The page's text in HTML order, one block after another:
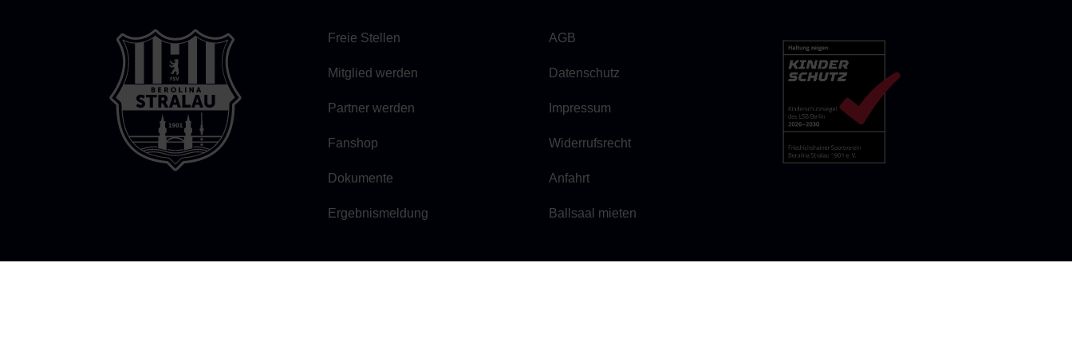
Freie Stellen
Mitglied werden
Partner werden
Fanshop
Dokumente
Ergebnismeldung
AGB
Datenschutz
Impressum
Widerrufsrecht
Anfahrt
Ballsaal mieten